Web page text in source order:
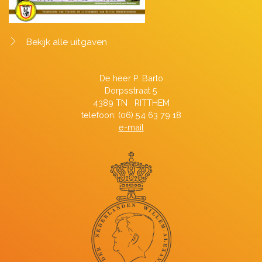
Bekijk alle uitgaven
De heer P. Barto
Dorpsstraat 5
4389 TN RITTHEM
telefoon: (06) 54 63 79 18
e-mail